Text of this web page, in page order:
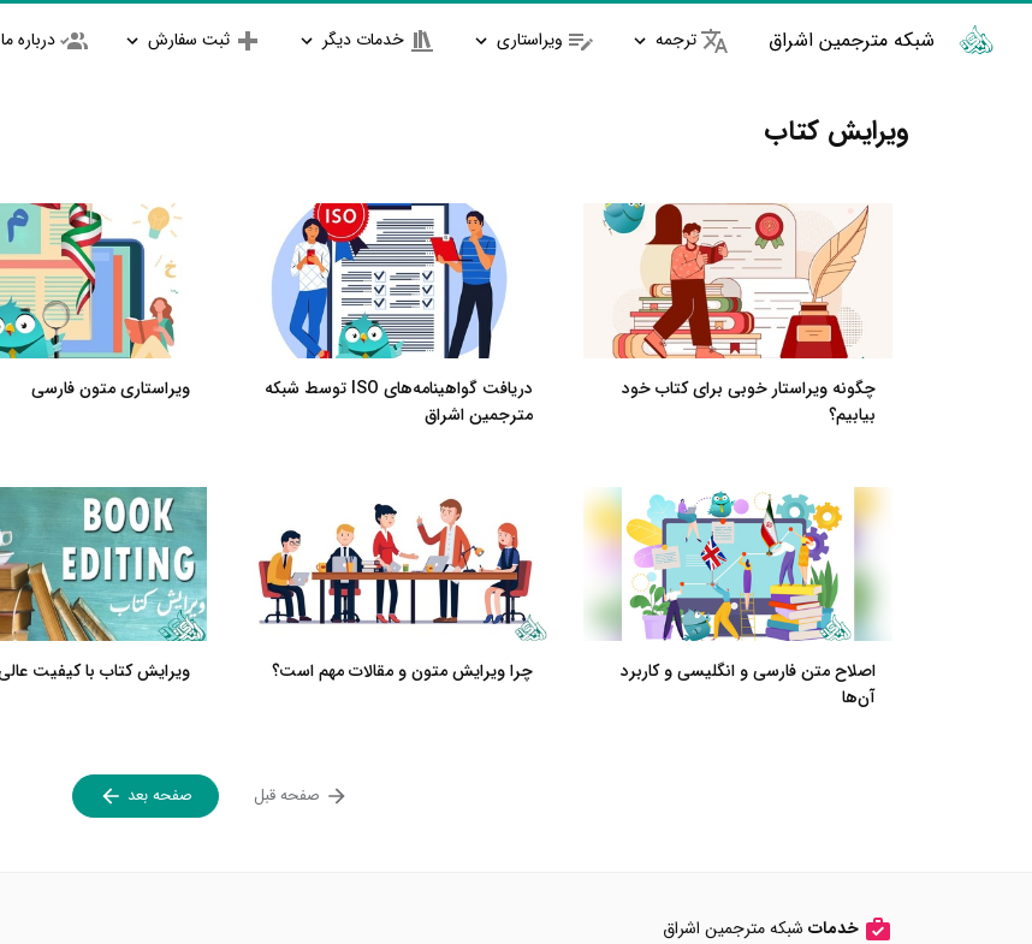
شبکه مترجمین اشراق ترجمه ویراستاری خدمات دیگر ثبت سفارش درباره ما
ویرایش کتاب
چگونه ویراستار خوبی برای کتاب خود
بیابیم؟
دریافت گواهینامه‌های ISO توسط شبکه
مترجمین اشراق
ویراستاری متون فارسی
اصلاح متن فارسی و انگلیسی و کاربرد
آن‌ها
چرا ویرایش متون و مقالات مهم است؟ ویرایش کتاب با کیفیت
صفحه قبل صفحه بعد
خدمات شبکه مترجمین اشراق